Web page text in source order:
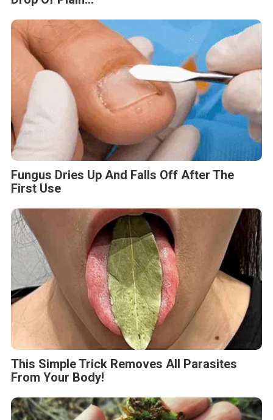
Fungus Dries Up And Falls Off After The
First Use
This Simple Trick Removes All Parasites
From Your Body!